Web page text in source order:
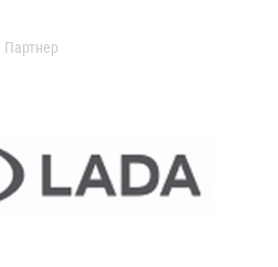
Партнер